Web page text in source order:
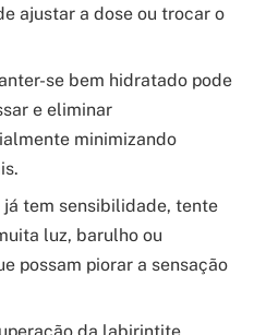
ajustar a dose ou trocar o
se bem hidratado pode
e eliminar
minimizando
já tem sensibilidade, tente
luz, barulho ou
possam piorar a sensação